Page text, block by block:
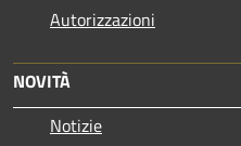
Autorizzazioni
NOVITÀ
Notizie